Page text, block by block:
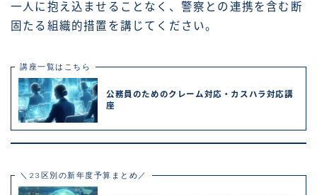
一人に抱え込ませることなく、警察との連携を含む断
固たる組織的措置を講じてください。
講座一覧はこちら
公務員のためのクレーム対応・カスハラ対応講
座
＼23区別の新年度予算まとめ／